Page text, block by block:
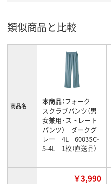
類似商品と比較
商品名 本商品：フォーク
スクラブパンツ（男
女兼用・ストレート
パンツ） ダークグ
レー 4L 6003SC-
5-4L 1枚（直送品）
￥3,990